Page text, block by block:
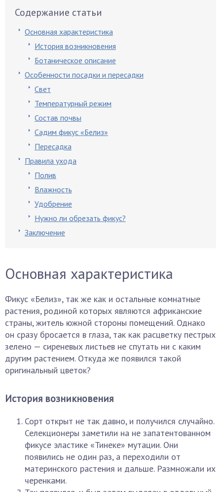
Содержание статьи
Основная характеристика
История возникновения
Ботаническое описание
Особенности посадки и пересадки
Свет
Температурный режим
Состав почвы
Садим фикус «Белиз»
Пересадка
Правила ухода
Полив
Влажность
Удобрение
Нужно ли обрезать фикус?
Заключение
Основная характеристика
Фикус «Белиз», так же как и остальные комнатные
растения, родиной которых являются африканские
страны, житель южной стороны помещений. Однако
он сразу бросается в глаза, так как расцветку пестрых
зелено — сиреневых листьев не спутать ни с каким
другим растением. Откуда же появился такой
оригинальный цветок?
История возникновения
Сорт открыт не так давно, и получился случайно.
Селекционеры заметили на не запатентованном
фикусе эластике «Тинеке» мутации. Они
появились не один раз, а переходили от
материнского растения и дальше. Размножали их
черенками.